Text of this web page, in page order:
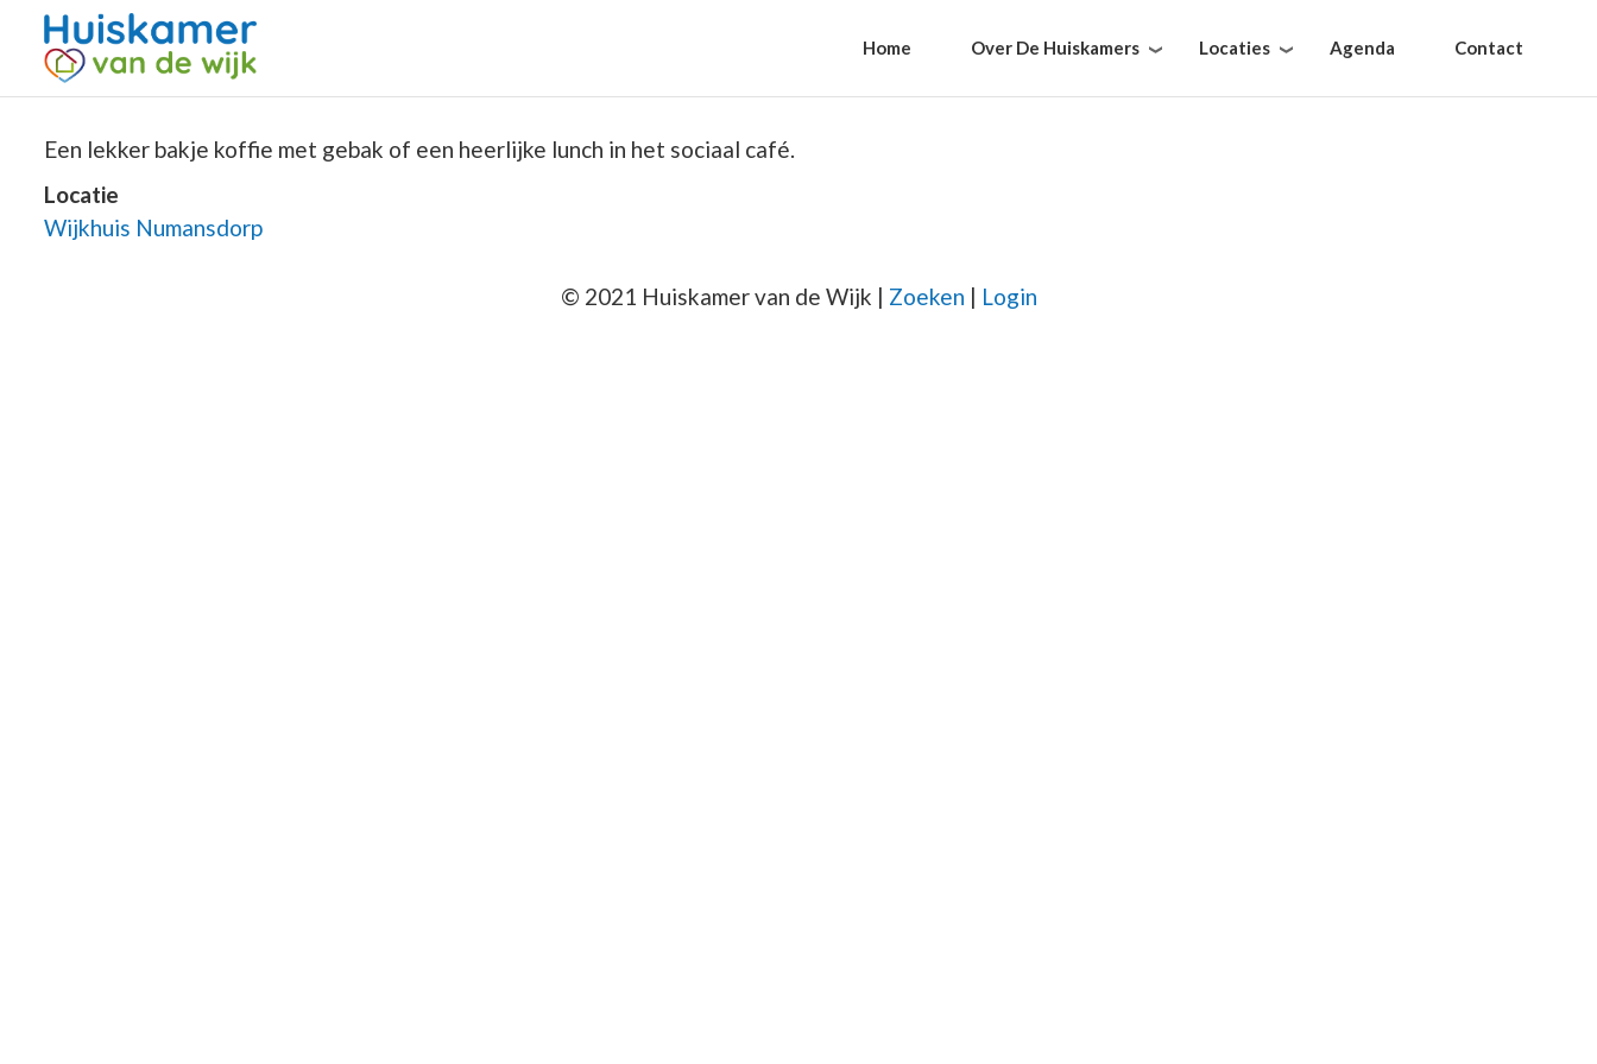
Home Over De Huiskamers Locaties Agenda Contact
Een lekker bakje koffie met gebak of een heerlijke lunch in het sociaal café.
Locatie
Wijkhuis Numansdorp
© 2021 Huiskamer van de Wijk | Zoeken | Login